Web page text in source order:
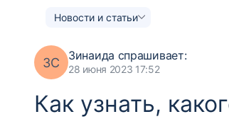
Новости и статьи
ЗС Зинаида спрашивает:
28 июня 2023 17:52
Как узнать,